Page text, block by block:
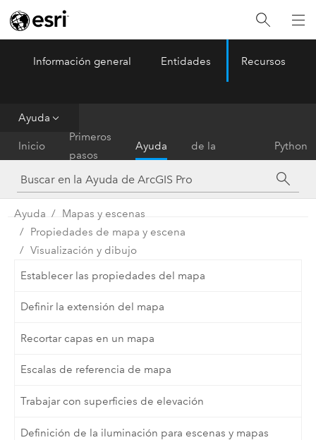
ArcGIS Pro Menu
Información general Entidades Recursos
Ayuda
Inicio
Primeros
pasos
Ayuda
de la
herramienta
Python
Ayuda
Mapas y escenas
Propiedades de mapa y escena
Visualización y dibujo
Establecer las propiedades del mapa
Definir la extensión del mapa
Recortar capas en un mapa
Escalas de referencia de mapa
Trabajar con superficies de elevación
Definición de la iluminación para escenas y mapas